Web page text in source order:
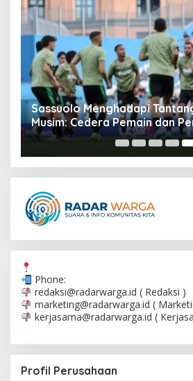
Sassuolo Menghadapi
Musim: Cedera Pemain dan
Phone:
redaksi@radarwarga.id ( Redaksi )
marketing@radarwarga.id (
kerjasama@radarwarga.id (
Profil Perusahaan